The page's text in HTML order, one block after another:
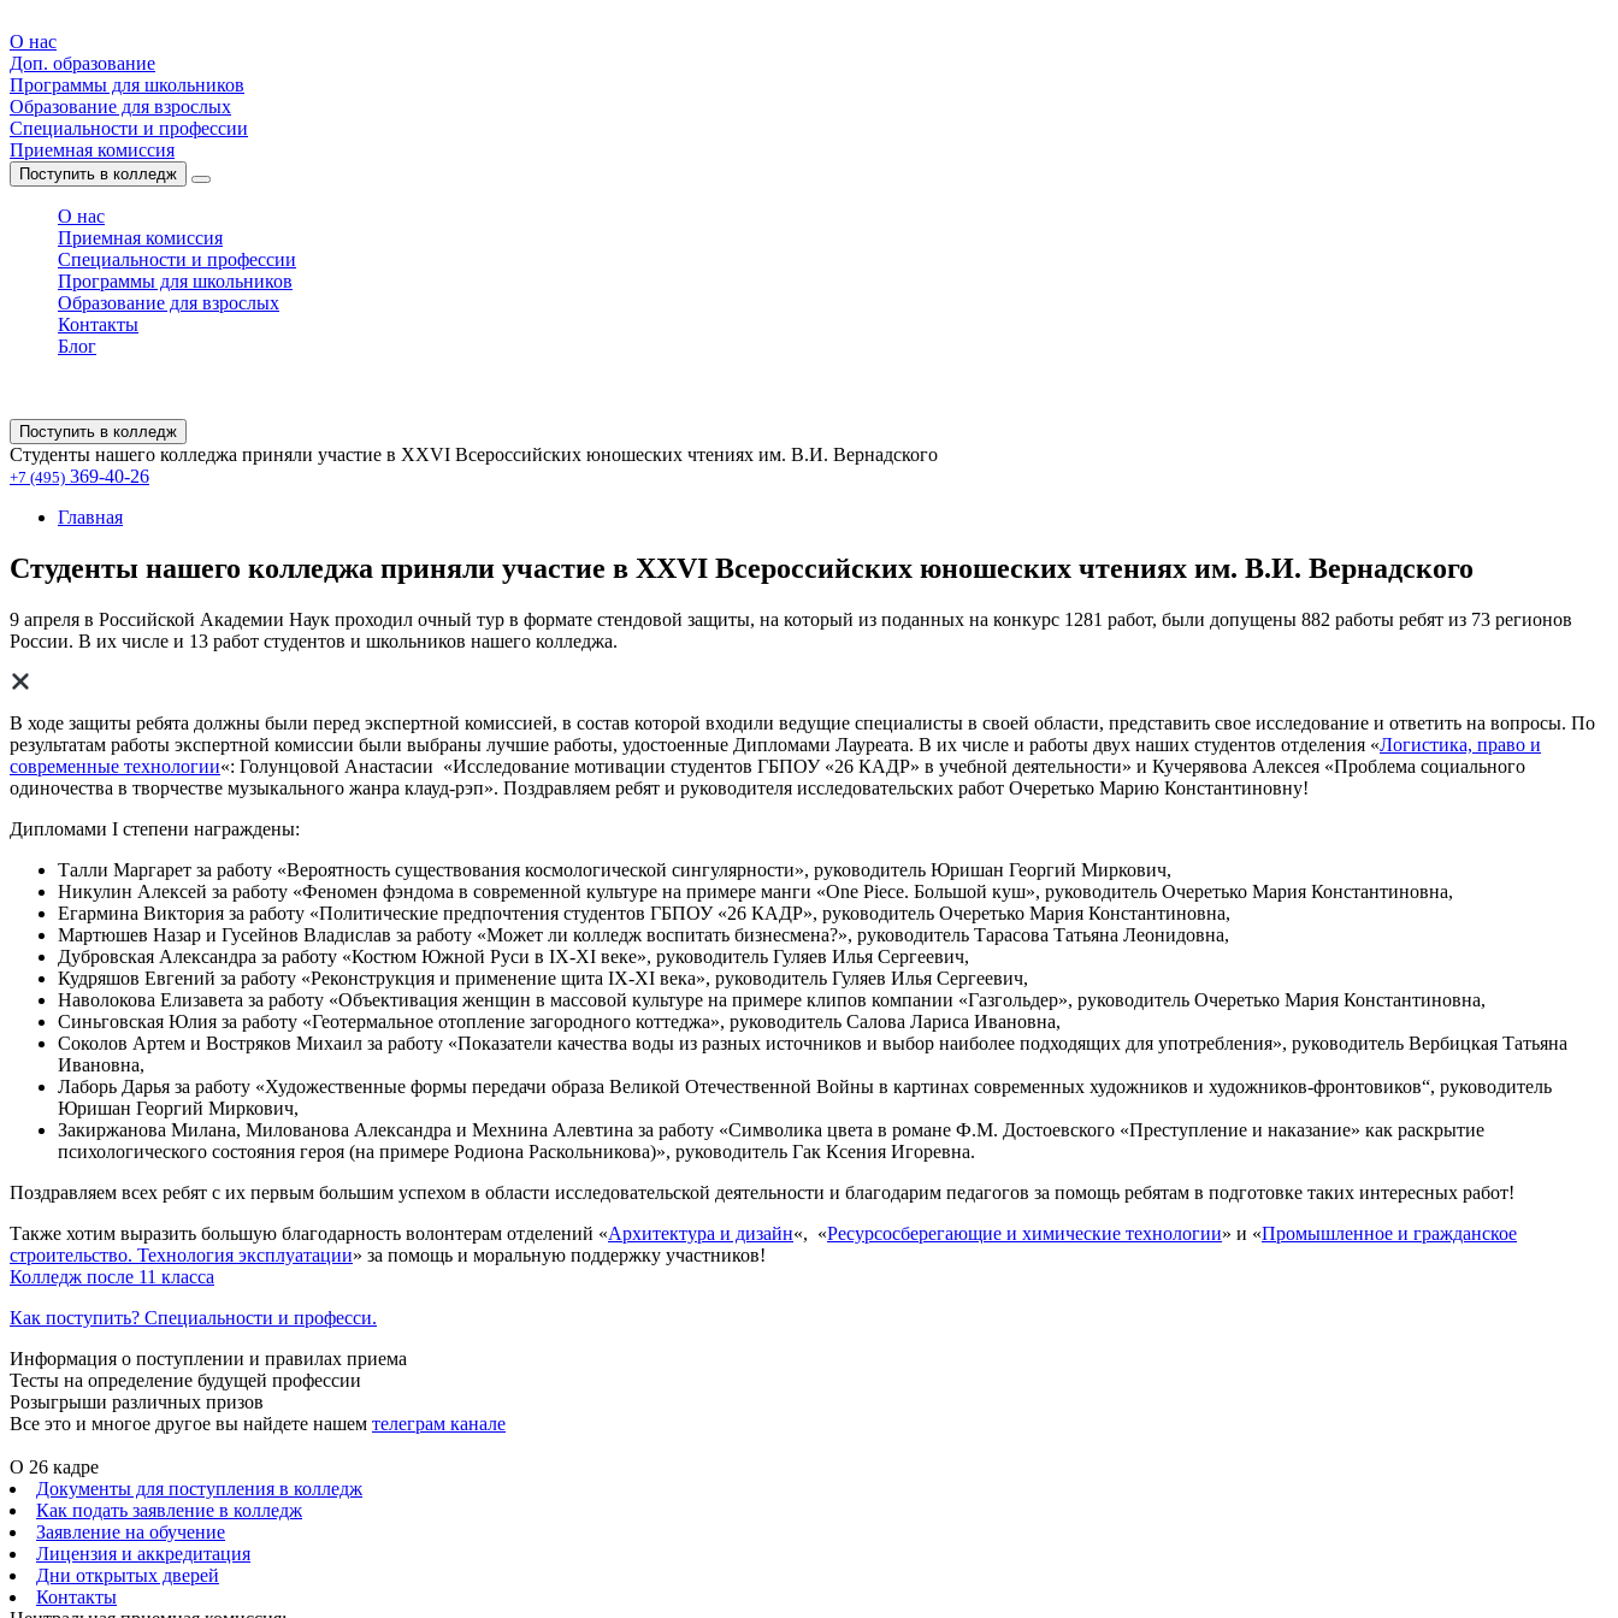
О нас
Доп. образование
Программы для школьников
Образование для взрослых
Специальности и профессии
Приемная комиссия
Поступить в колледж
О нас
Приемная комиссия
Специальности и профессии
Программы для школьников
Образование для взрослых
Контакты
Блог
Поступить в колледж
Студенты нашего колледжа приняли участие в XXVI Всероссийских юношеских чтениях им. В.И. Вернадского
+7 (495) 369-40-26
Главная
Студенты нашего колледжа приняли участие в XXVI Всероссийских юношеских чтениях им. В.И. Вернадского
9 апреля в Российской Академии Наук проходил очный тур в формате стендовой защиты, на который из поданных на конкурс 1281 работ, были допущены 882 работы ребят из 73 регионов
России. В их числе и 13 работ студентов и школьников нашего колледжа.
В ходе защиты ребята должны были перед экспертной комиссией, в состав которой входили ведущие специалисты в своей области, представить свое исследование и ответить на вопросы. По
результатам работы экспертной комиссии были выбраны лучшие работы, удостоенные Дипломами Лауреата. В их числе и работы двух наших студентов отделения «Логистика, право и
современные технологии«: Голунцовой Анастасии «Исследование мотивации студентов ГБПОУ «26 КАДР» в учебной деятельности» и Кучерявова Алексея «Проблема социального
одиночества в творчестве музыкального жанра клауд-рэп». Поздравляем ребят и руководителя исследовательских работ Очеретько Марию Константиновну!
Дипломами I степени награждены:
Талли Маргарет за работу «Вероятность существования космологической сингулярности», руководитель Юришан Георгий Миркович,
Никулин Алексей за работу «Феномен фэндома в современной культуре на примере манги «One Piece. Большой куш», руководитель Очеретько Мария Константиновна,
Егармина Виктория за работу «Политические предпочтения студентов ГБПОУ «26 КАДР», руководитель Очеретько Мария Константиновна,
Мартюшев Назар и Гусейнов Владислав за работу «Может ли колледж воспитать бизнесмена?», руководитель Тарасова Татьяна Леонидовна,
Дубровская Александра за работу «Костюм Южной Руси в IX-XI веке», руководитель Гуляев Илья Сергеевич,
Кудряшов Евгений за работу «Реконструкция и применение щита IX-XI века», руководитель Гуляев Илья Сергеевич,
Наволокова Елизавета за работу «Объективация женщин в массовой культуре на примере клипов компании «Газгольдер», руководитель Очеретько Мария Константиновна,
Синьговская Юлия за работу «Геотермальное отопление загородного коттеджа», руководитель Салова Лариса Ивановна,
Соколов Артем и Востряков Михаил за работу «Показатели качества воды из разных источников и выбор наиболее подходящих для употребления», руководитель Вербицкая Татьяна
Ивановна,
Лаборь Дарья за работу «Художественные формы передачи образа Великой Отечественной Войны в картинах современных художников и художников-фронтовиков“, руководитель
Юришан Георгий Миркович,
Закиржанова Милана, Милованова Александра и Мехнина Алевтина за работу «Символика цвета в романе Ф.М. Достоевского «Преступление и наказание» как раскрытие
психологического состояния героя (на примере Родиона Раскольникова)», руководитель Гак Ксения Игоревна.
Поздравляем всех ребят с их первым большим успехом в области исследовательской деятельности и благодарим педагогов за помощь ребятам в подготовке таких интересных работ!
Также хотим выразить большую благодарность волонтерам отделений «Архитектура и дизайн«, «Ресурсосберегающие и химические технологии» и «Промышленное и гражданское
строительство. Технология эксплуатации» за помощь и моральную поддержку участников!
Колледж после 11 класса
Как поступить? Специальности и професси.
Информация о поступлении и правилах приема
Тесты на определение будущей профессии
Розыгрыши различных призов
Все это и многое другое вы найдете нашем телеграм канале
О 26 кадре
Документы для поступления в колледж
Как подать заявление в колледж
Заявление на обучение
Лицензия и аккредитация
Дни открытых дверей
Контакты